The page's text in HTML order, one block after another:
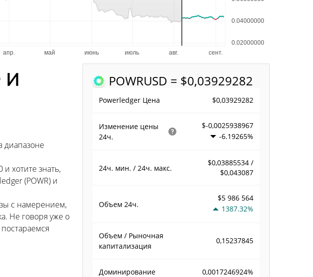
POWRUSD = $0,03929282
Powerledger Цена $0,03929282
Изменение цены
24ч.
$-0,0025938967
-6.19265%
24ч. мин. / 24ч. макс.
$0,03885534 /
$0,043087
Объем 24ч.
$5 986 564
1387.32%
Объем / Рыночная
капитализация
0,15237845
Доминирование 0,0017246924%
диапазоне
хотите знать,
(POWR) и
с намерением,
Не говоря уже о